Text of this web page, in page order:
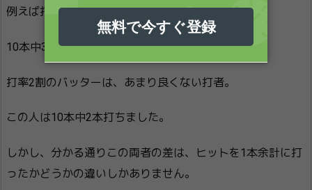
例えば打率3割のバッターは強打者ですよね？
10本中3本打ったわけです。
打率2割のバッターは、あまり良くない打者。
この人は10本中2本打ちました。
しかし、分かる通りこの両者の差は、ヒットを1本余計に打
ったかどうかの違いしかありません。